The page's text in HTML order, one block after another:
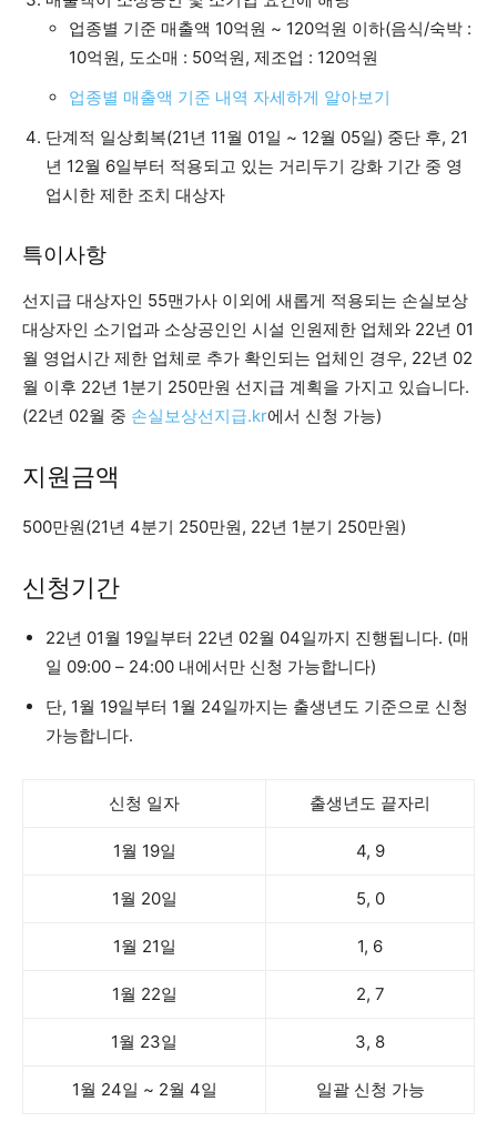
업종별 기준 매출액 10억원 ~ 120억원 이하(음식/숙박 :
10억원, 도소매 : 50억원, 제조업 : 120억원
업종별 매출액 기준 내역 자세하게 알아보기
단계적 일상회복(21년 11월 01일 ~ 12월 05일) 중단 후, 21
년 12월 6일부터 적용되고 있는 거리두기 강화 기간 중 영
업시한 제한 조치 대상자
특이사항
선지급 대상자인 55맨가사 이외에 새롭게 적용되는 손실보상
대상자인 소기업과 소상공인인 시설 인원제한 업체와 22년 01
월 영업시간 제한 업체로 추가 확인되는 업체인 경우, 22년 02
월 이후 22년 1분기 250만원 선지급 계획을 가지고 있습니다.
(22년 02월 중 손실보상선지급.kr에서 신청 가능)
지원금액
500만원(21년 4분기 250만원, 22년 1분기 250만원)
신청기간
22년 01월 19일부터 22년 02월 04일까지 진행됩니다. (매
일 09:00 – 24:00 내에서만 신청 가능합니다)
단, 1월 19일부터 1월 24일까지는 출생년도 기준으로 신청
가능합니다.
신청 일자 출생년도 끝자리
1월 19일 4, 9
1월 20일 5, 0
1월 21일 1, 6
1월 22일 2, 7
1월 23일 3, 8
1월 24일 ~ 2월 4일 일괄 신청 가능